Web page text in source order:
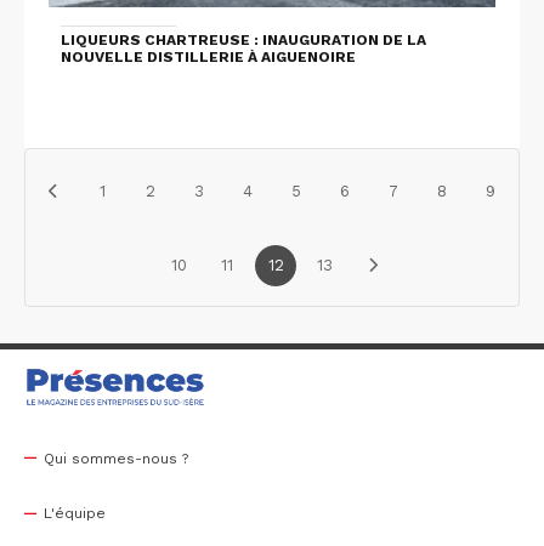
LIQUEURS CHARTREUSE : INAUGURATION DE LA
NOUVELLE DISTILLERIE À AIGUENOIRE
1 2 3 4 5 6 7 8 9
10 11 12 13
Qui sommes-nous ?
L'équipe